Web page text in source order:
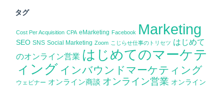
タグ
Cost Per Acquisition CPA eMarketing Facebook Marketing
SEO SNS Social Marketing Zoom こじらせ仕事のトリセツ はじめて
のオンライン営業 はじめてのマーケテ
ィング インバウンドマーケティング
ウェビナー オンライン商談 オンライン営業 オンライン